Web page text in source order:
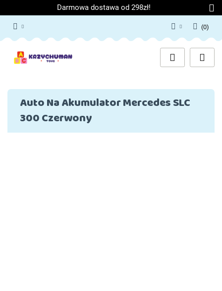
Darmowa dostawa od 298zł!
Zaloguj się
Załóż konto
Zgody cookies
(0)
Auto Na Akumulator Mercedes SLC
300 Czerwony